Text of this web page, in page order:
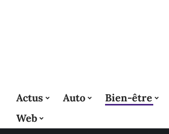
Actus Auto Bien-être
Web